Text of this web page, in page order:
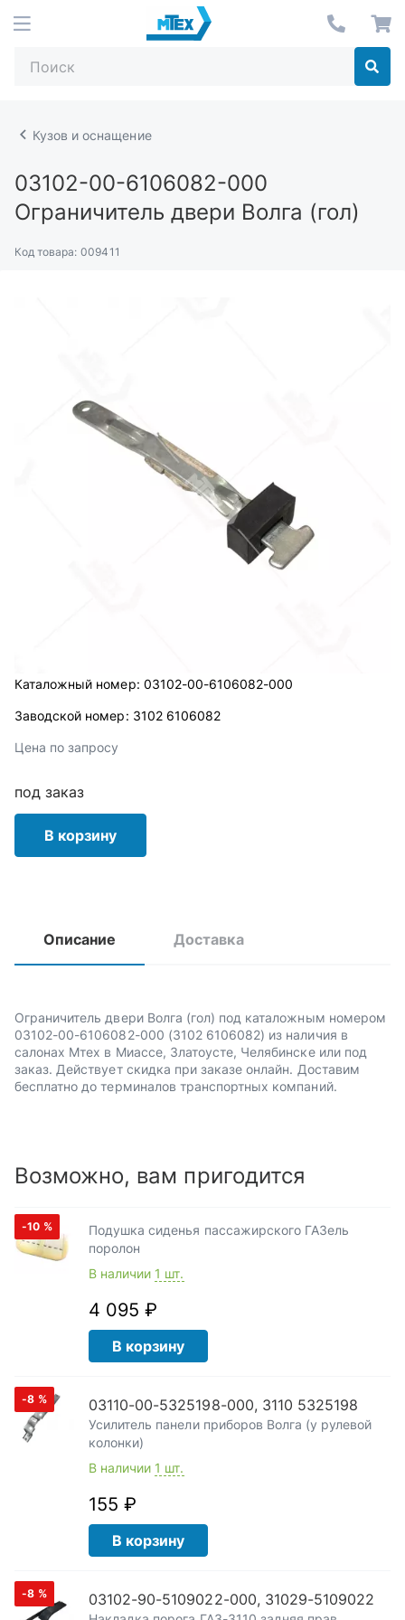
Кузов и оснащение
03102-00-6106082-000
Ограничитель двери Волга (гол)
Код товара: 009411
Каталожный номер: 03102-00-6106082-000
Заводской номер: 3102 6106082
Цена по запросу
под заказ
В корзину
Описание Доставка
Ограничитель двери Волга (гол) под каталожным номером
03102-00-6106082-000 (3102 6106082) из наличия в
салонах Мтех в Миассе, Златоусте, Челябинске или под
заказ. Действует скидка при заказе онлайн. Доставим
бесплатно до терминалов транспортных компаний.
Возможно, вам пригодится
-10 %
Подушка сиденья пассажирского ГАЗель
поролон
В наличии 1 шт.
4 095 ₽
В корзину
-8 % 03110-00-5325198-000, 3110 5325198
Усилитель панели приборов Волга (у рулевой
колонки)
В наличии 1 шт.
155 ₽
В корзину
-8 % 03102-90-5109022-000, 31029-5109022